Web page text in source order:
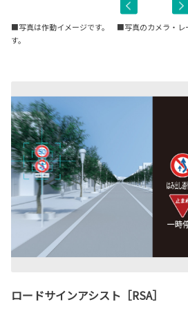
■写真は作動イメージです。 ■写真のカメラ・レ
す。
ロードサインアシスト［RSA］